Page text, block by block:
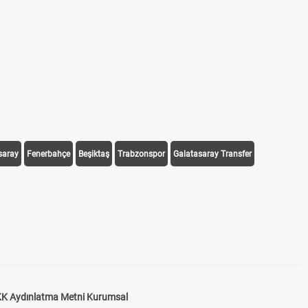
Fenerbahçe Beşiktaş Trabzonspor Galatasaray Transfer
Aydınlatma Metni Kurumsal